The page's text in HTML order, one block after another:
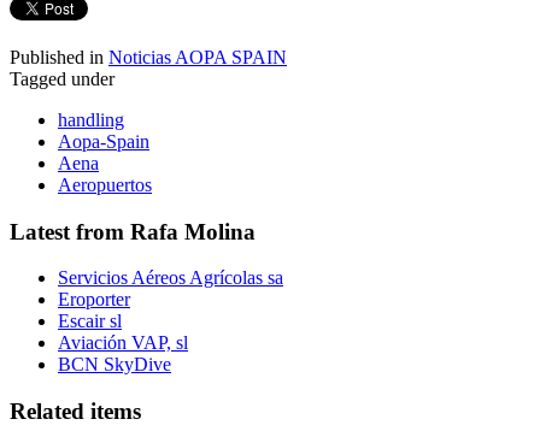
Published in Noticias AOPA SPAIN
Tagged under
handling
Aopa-Spain
Aena
Aeropuertos
Latest from Rafa Molina
Servicios Aéreos Agrícolas sa
Eroporter
Escair sl
Aviación VAP, sl
BCN SkyDive
Related items